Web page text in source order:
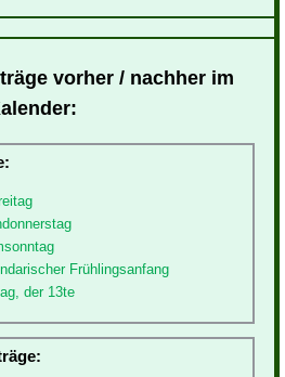
vorher / nachher im
Frühlingsanfang
der 13te